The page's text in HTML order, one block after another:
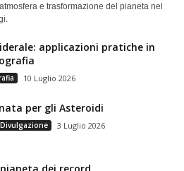
e trasformazione del pianeta nel
applicazioni pratiche in
10 Luglio 2026
per gli Asteroidi
3 Luglio 2026